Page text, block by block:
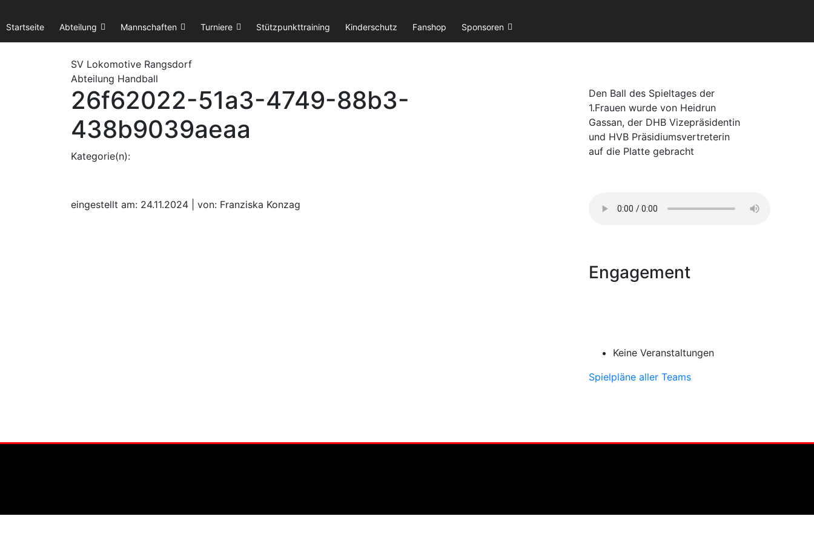
Startseite Abteilung Mannschaften Turniere Stützpunkttraining Kinderschutz Fanshop Sponsoren
SV Lokomotive Rangsdorf
Abteilung Handball
26f62022-51a3-4749-88b3-
438b9039aeaa
Kategorie(n):
eingestellt am: 24.11.2024 | von: Franziska Konzag
Den Ball des Spieltages der
1.Frauen wurde von Heidrun
Gassan, der DHB Vizepräsidentin
und HVB Präsidiumsvertreterin
auf die Platte gebracht
Engagement
Keine Veranstaltungen
Spielpläne aller Teams